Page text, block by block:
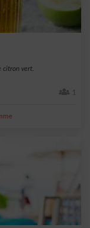
citron vert.
1